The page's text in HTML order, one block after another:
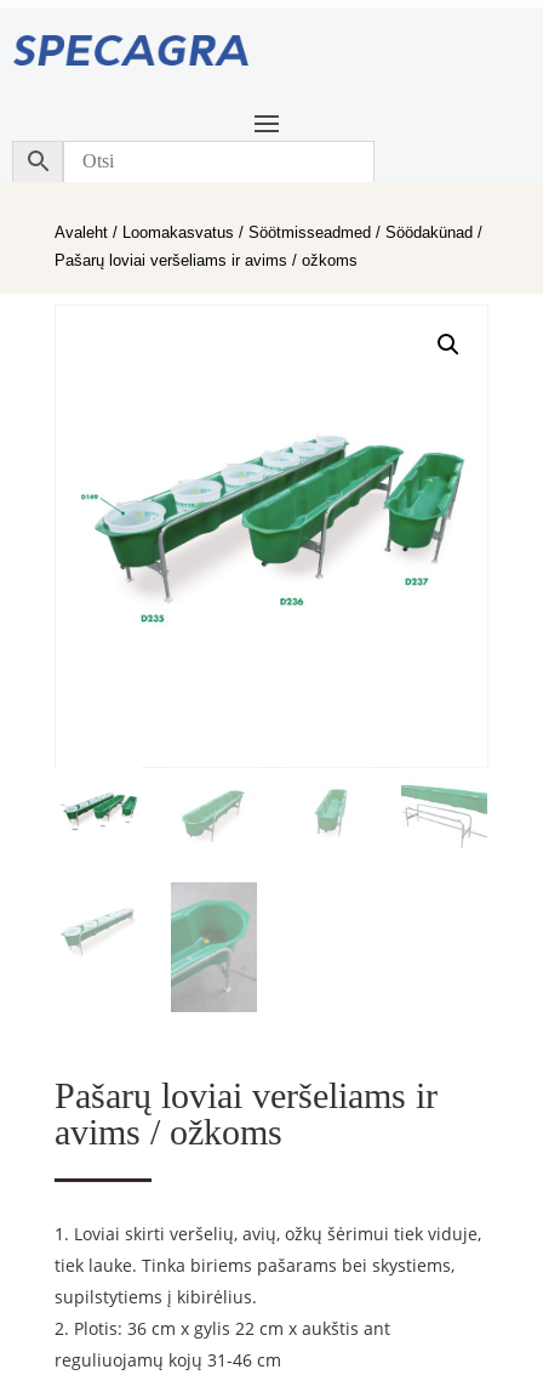
Avaleht/ Loomakasvatus / Söötmisseadmed / Söödakünad /
Pašarų loviai veršeliams ir avims / ožkoms
Pašarų loviai veršeliams ir
avims / ožkoms
Loviai skirti veršelių, avių, ožkų šėrimui tiek viduje,
tiek lauke. Tinka biriems pašarams bei skystiems,
supilstytiems į kibirėlius.
Plotis: 36 cm x gylis 22 cm x aukštis ant
reguliuojamų kojų 31-46 cm